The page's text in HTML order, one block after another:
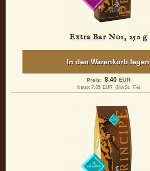
Extra Bar No1, 250 g
In den Warenkorb legen
Preis: 8.40 EUR
Netto: 7.85 EUR (MwSt. 7%)